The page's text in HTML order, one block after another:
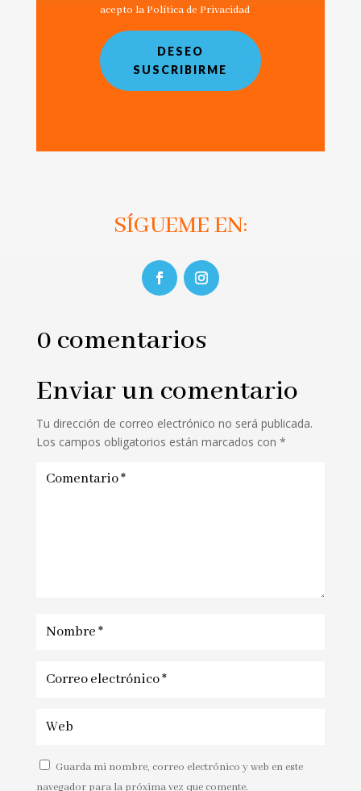
acepto la Política de Privacidad
DESEO
SUSCRIBIRME
SÍGUEME EN:
0 comentarios
Enviar un comentario
Tu dirección de correo electrónico no será publicada.
Los campos obligatorios están marcados con *
Guarda mi nombre, correo electrónico y web en este
navegador para la próxima vez que comente.